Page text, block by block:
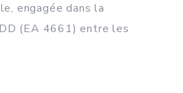
engagée dans la
(EA 4661) entre les